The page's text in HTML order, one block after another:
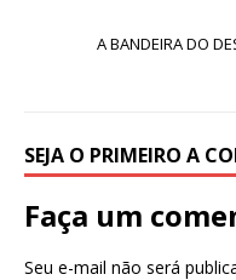
A BANDEIRA DO
SEJA O PRIMEIRO A
Faça um
Seu e-mail não será